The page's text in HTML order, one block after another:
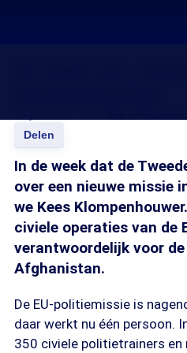
Delen
In de week dat de
over een nieuwe missie
we Kees
civiele operaties van de
verantwoordelijk voor
Afghanistan.
De EU-politiemissie is
daar werkt nu één persoon.
350 civiele politietrainers en